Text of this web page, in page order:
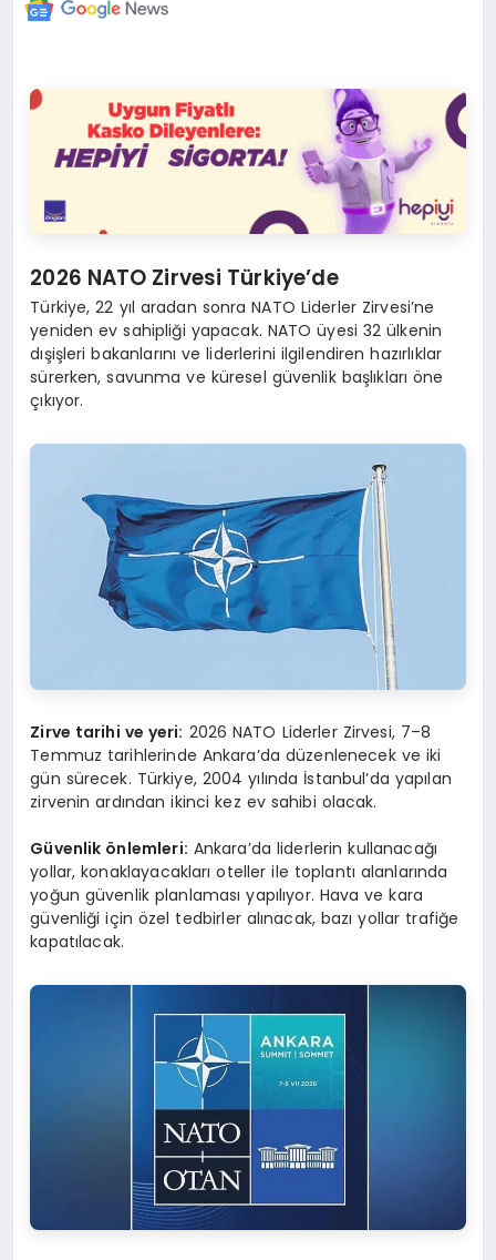
2026 NATO Zirvesi Türkiye’de
Türkiye, 22 yıl aradan sonra NATO Liderler Zirvesi’ne
yeniden ev sahipliği yapacak. NATO üyesi 32 ülkenin
dışişleri bakanlarını ve liderlerini ilgilendiren hazırlıklar
sürerken, savunma ve küresel güvenlik başlıkları öne
çıkıyor.
Zirve tarihi ve yeri: 2026 NATO Liderler Zirvesi, 7–8
Temmuz tarihlerinde Ankara’da düzenlenecek ve iki
gün sürecek. Türkiye, 2004 yılında İstanbul’da yapılan
zirvenin ardından ikinci kez ev sahibi olacak.
Güvenlik önlemleri: Ankara’da liderlerin kullanacağı
yollar, konaklayacakları oteller ile toplantı alanlarında
yoğun güvenlik planlaması yapılıyor. Hava ve kara
güvenliği için özel tedbirler alınacak, bazı yollar trafiğe
kapatılacak.